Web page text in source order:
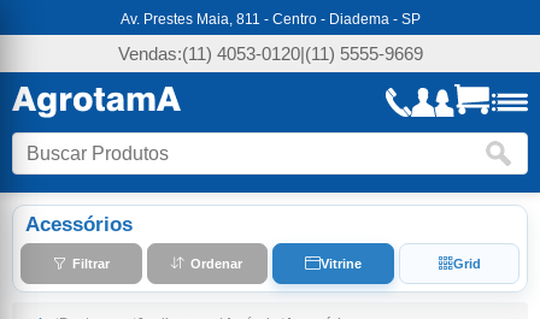
Av. Prestes Maia, 811 - Centro - Diadema - SP
Vendas:(11) 4053-0120|(11) 5555-9669
Acessórios
Filtrar Ordenar Vitrine Grid